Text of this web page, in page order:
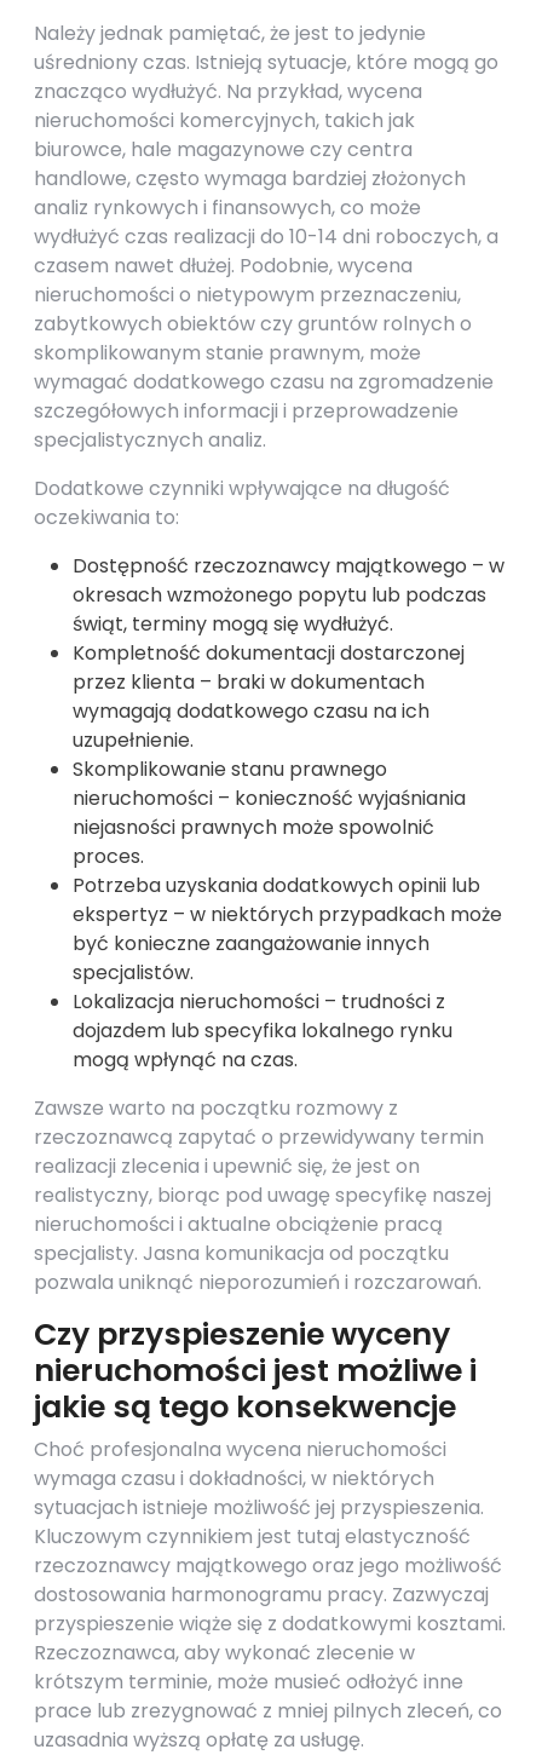
Należy jednak pamiętać, że jest to jedynie
uśredniony czas. Istnieją sytuacje, które mogą go
znacząco wydłużyć. Na przykład, wycena
nieruchomości komercyjnych, takich jak
biurowce, hale magazynowe czy centra
handlowe, często wymaga bardziej złożonych
analiz rynkowych i finansowych, co może
wydłużyć czas realizacji do 10-14 dni roboczych, a
czasem nawet dłużej. Podobnie, wycena
nieruchomości o nietypowym przeznaczeniu,
zabytkowych obiektów czy gruntów rolnych o
skomplikowanym stanie prawnym, może
wymagać dodatkowego czasu na zgromadzenie
szczegółowych informacji i przeprowadzenie
specjalistycznych analiz.
Dodatkowe czynniki wpływające na długość
oczekiwania to:
Dostępność rzeczoznawcy majątkowego – w
okresach wzmożonego popytu lub podczas
świąt, terminy mogą się wydłużyć.
Kompletność dokumentacji dostarczonej
przez klienta – braki w dokumentach
wymagają dodatkowego czasu na ich
uzupełnienie.
Skomplikowanie stanu prawnego
nieruchomości – konieczność wyjaśniania
niejasności prawnych może spowolnić
proces.
Potrzeba uzyskania dodatkowych opinii lub
ekspertyz – w niektórych przypadkach może
być konieczne zaangażowanie innych
specjalistów.
Lokalizacja nieruchomości – trudności z
dojazdem lub specyfika lokalnego rynku
mogą wpłynąć na czas.
Zawsze warto na początku rozmowy z
rzeczoznawcą zapytać o przewidywany termin
realizacji zlecenia i upewnić się, że jest on
realistyczny, biorąc pod uwagę specyfikę naszej
nieruchomości i aktualne obciążenie pracą
specjalisty. Jasna komunikacja od początku
pozwala uniknąć nieporozumień i rozczarowań.
Czy przyspieszenie wyceny
nieruchomości jest możliwe i
jakie są tego konsekwencje
Choć profesjonalna wycena nieruchomości
wymaga czasu i dokładności, w niektórych
sytuacjach istnieje możliwość jej przyspieszenia.
Kluczowym czynnikiem jest tutaj elastyczność
rzeczoznawcy majątkowego oraz jego możliwość
dostosowania harmonogramu pracy. Zazwyczaj
przyspieszenie wiąże się z dodatkowymi kosztami.
Rzeczoznawca, aby wykonać zlecenie w
krótszym terminie, może musieć odłożyć inne
prace lub zrezygnować z mniej pilnych zleceń, co
uzasadnia wyższą opłatę za usługę.